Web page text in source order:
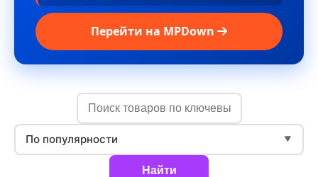
Перейти на MPDown
По популярности ▼
Найти